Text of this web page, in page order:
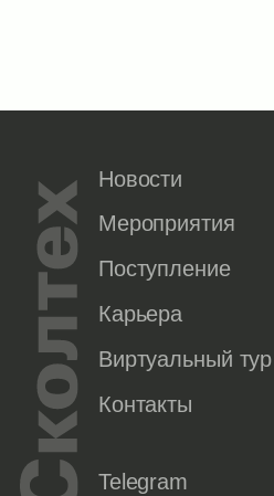
Новости
Мероприятия
Поступление
Карьера
Виртуальный тур
Контакты
Telegram